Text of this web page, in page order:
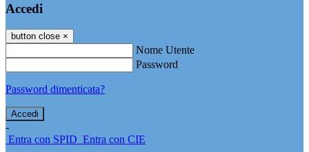
Accedi
button close ×
Nome Utente
Password
Password dimenticata?
-
Entra con SPID Entra con CIE